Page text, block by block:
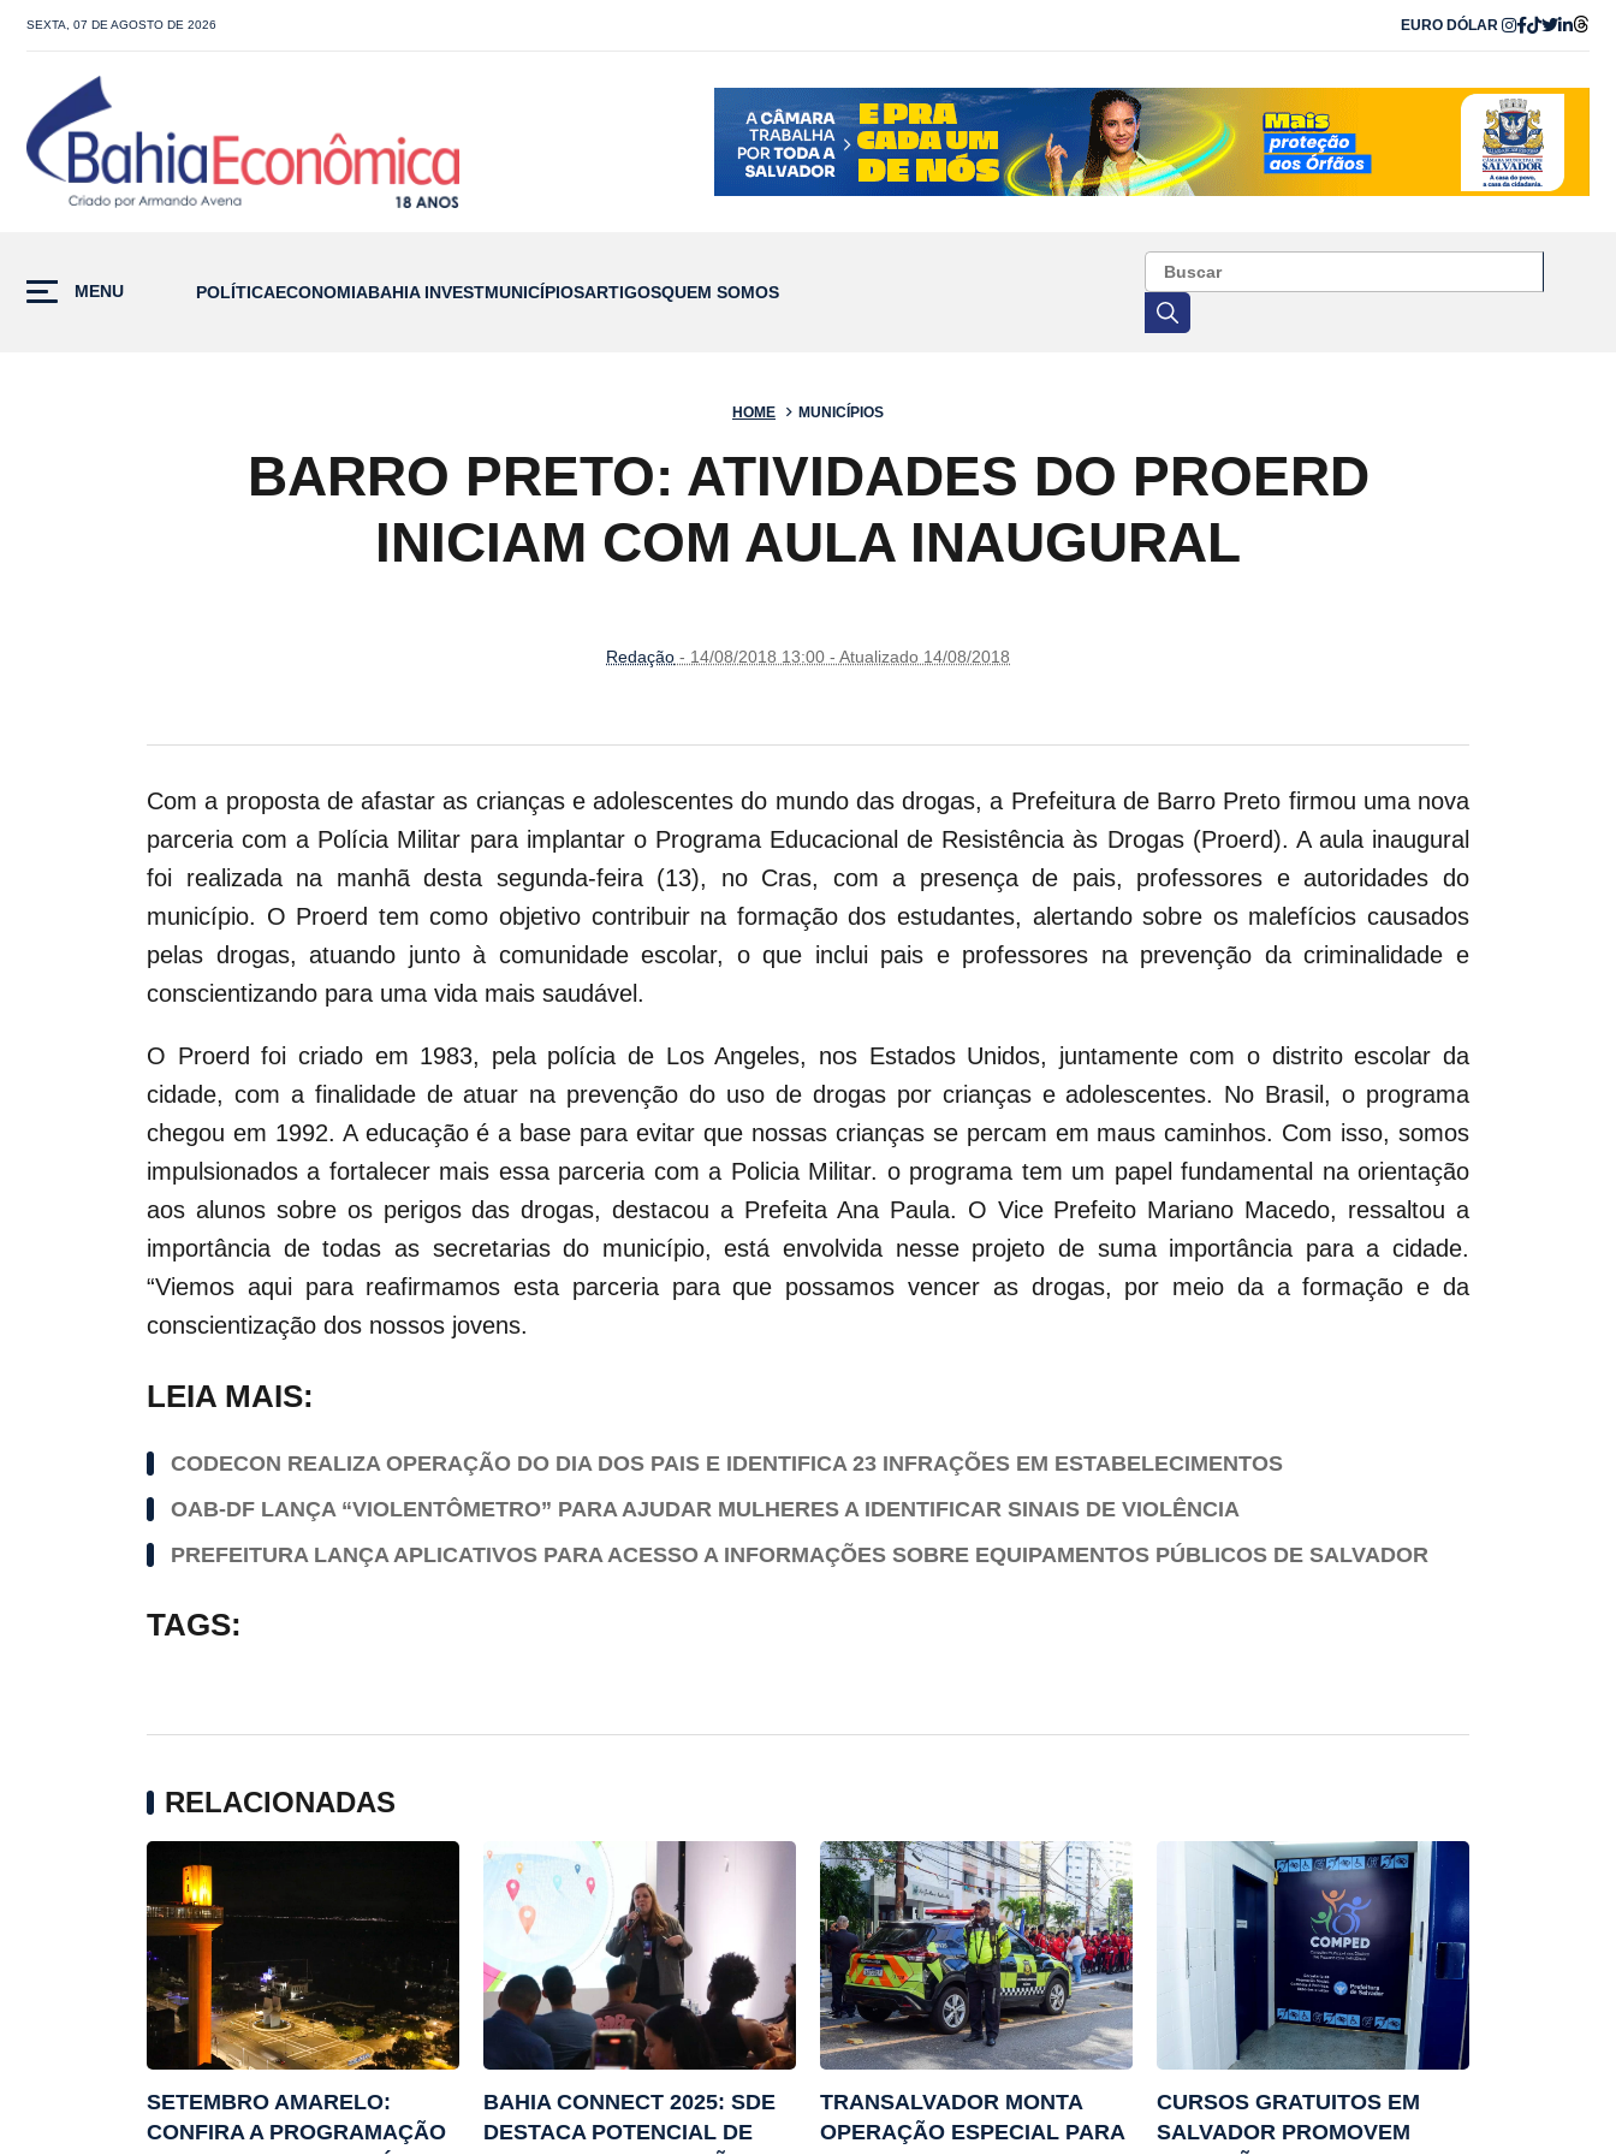
SEXTA, 07 DE AGOSTO DE 2026 EURO DÓLAR
MENU POLÍTICAECONOMIABAHIA INVESTMUNICÍPIOSARTIGOSQUEM SOMOS
HOME MUNICÍPIOS
BARRO PRETO: ATIVIDADES DO PROERD
INICIAM COM AULA INAUGURAL
Redação - 14/08/2018 13:00 - Atualizado 14/08/2018
Com a proposta de afastar as crianças e adolescentes do mundo das drogas, a Prefeitura de Barro Preto firmou uma nova
parceria com a Polícia Militar para implantar o Programa Educacional de Resistência às Drogas (Proerd). A aula inaugural
foi realizada na manhã desta segunda-feira (13), no Cras, com a presença de pais, professores e autoridades do
município. O Proerd tem como objetivo contribuir na formação dos estudantes, alertando sobre os malefícios causados
pelas drogas, atuando junto à comunidade escolar, o que inclui pais e professores na prevenção da criminalidade e
conscientizando para uma vida mais saudável.
O Proerd foi criado em 1983, pela polícia de Los Angeles, nos Estados Unidos, juntamente com o distrito escolar da
cidade, com a finalidade de atuar na prevenção do uso de drogas por crianças e adolescentes. No Brasil, o programa
chegou em 1992. A educação é a base para evitar que nossas crianças se percam em maus caminhos. Com isso, somos
impulsionados a fortalecer mais essa parceria com a Policia Militar. o programa tem um papel fundamental na orientação
aos alunos sobre os perigos das drogas, destacou a Prefeita Ana Paula. O Vice Prefeito Mariano Macedo, ressaltou a
importância de todas as secretarias do município, está envolvida nesse projeto de suma importância para a cidade.
“Viemos aqui para reafirmamos esta parceria para que possamos vencer as drogas, por meio da a formação e da
conscientização dos nossos jovens.
LEIA MAIS:
CODECON REALIZA OPERAÇÃO DO DIA DOS PAIS E IDENTIFICA 23 INFRAÇÕES EM ESTABELECIMENTOS
OAB-DF LANÇA “VIOLENTÔMETRO” PARA AJUDAR MULHERES A IDENTIFICAR SINAIS DE VIOLÊNCIA
PREFEITURA LANÇA APLICATIVOS PARA ACESSO A INFORMAÇÕES SOBRE EQUIPAMENTOS PÚBLICOS DE SALVADOR
TAGS:
RELACIONADAS
SETEMBRO AMARELO:
CONFIRA A PROGRAMAÇÃO
BAHIA CONNECT 2025: SDE
DESTACA POTENCIAL DE
TRANSALVADOR MONTA
OPERAÇÃO ESPECIAL PARA
CURSOS GRATUITOS EM
SALVADOR PROMOVEM